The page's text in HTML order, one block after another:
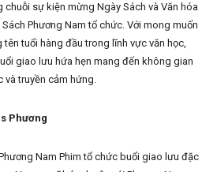
chuỗi sự kiện mừng Ngày Sách và Văn hóa
Phương Nam tổ chức. Với mong muốn
tuổi hàng đầu trong lĩnh vực văn học,
giao lưu hứa hẹn mang đến không gian
và truyền cảm hứng.
Phương
Nam Phim tổ chức buổi giao lưu đặc